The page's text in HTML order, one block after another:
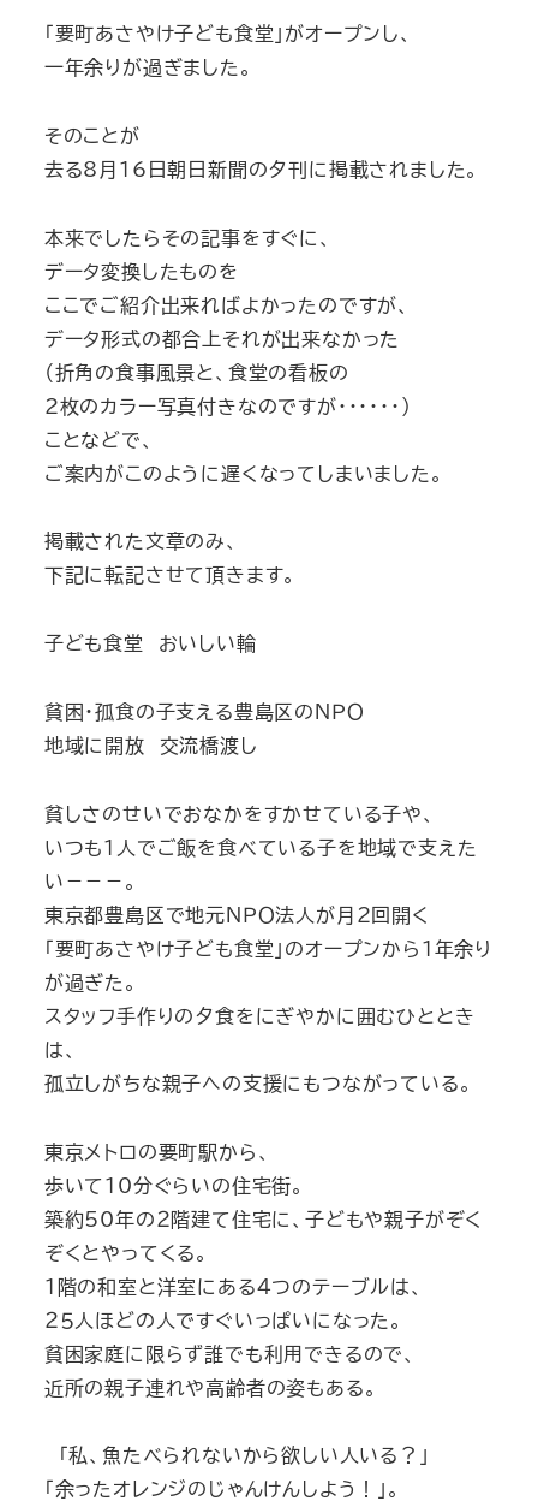
「要町あさやけ子ども食堂」がオープンし、
一年余りが過ぎました。
そのことが
去る8月16日朝日新聞の夕刊に掲載されました。
本来でしたらその記事をすぐに、
データ変換したものを
ここでご紹介出来ればよかったのですが、
データ形式の都合上それが出来なかった
（折角の食事風景と、食堂の看板の
2枚のカラー写真付きなのですが・・・・・・）
ことなどで、
ご案内がこのように遅くなってしまいました。
掲載された文章のみ、
下記に転記させて頂きます。
子ども食堂 おいしい輪
貧困・孤食の子支える豊島区のＮＰＯ
地域に開放 交流橋渡し
貧しさのせいでおなかをすかせている子や、
いつも１人でご飯を食べている子を地域で支えた
い－－－。
東京都豊島区で地元ＮＰＯ法人が月2回開く
「要町あさやけ子ども食堂」のオープンから１年余り
が過ぎた。
スタッフ手作りの夕食をにぎやかに囲むひととき
は、
孤立しがちな親子への支援にもつながっている。
東京メトロの要町駅から、
歩いて10分ぐらいの住宅街。
築約50年の２階建て住宅に、子どもや親子がぞく
ぞくとやってくる。
１階の和室と洋室にある4つのテーブルは、
２５人ほどの人ですぐいっぱいになった。
貧困家庭に限らず誰でも利用できるので、
近所の親子連れや高齢者の姿もある。
「私、魚たべられないから欲しい人いる？」
「余ったオレンジのじゃんけんしよう！」。